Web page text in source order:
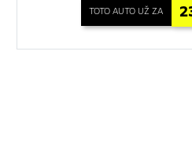
TOTO AUTO UŽ ZA